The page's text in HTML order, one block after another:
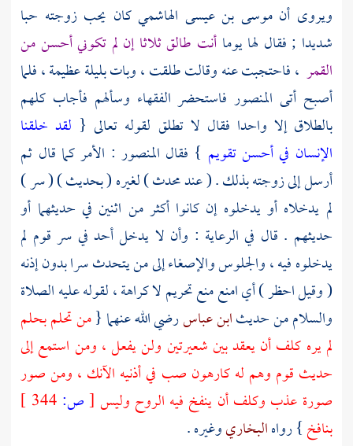
ويروى أنموسى بن عيسى الهاشميكان يحب زوجته حبا
شديدا ; فقال لها يوما أنت طالق ثلاثا إن لم تكوني أحسن من
القمر ، فاحتجبت عنه وقالت طلقت ، وبات بليلة عظيمة ، فلما
أصبح أتى المنصور فاستحضر الفقهاء وسألهم فأجاب كلهم
بالطلاق إلا واحدا فقال لا تطلق لقوله تعالى { لقد خلقنا
الإنسان في أحسن تقويم } فقال المنصور : الأمر كما قال ثم
أرسل إلى زوجته بذلك . ( عند محدث ) لغيره ( بحديث ) ( سر )
لم يدخلاه أو يدخلوه إن كانوا أكثر من اثنين في حديثهما أو
حديثهم . قال في الرعاية : وأن لا يدخل أحد في سر قوم لم
يدخلوه فيه ، والجلوس والإصغاء إلى من يتحدث سرا بدون إذنه
( وقيل احظر ) أي امنع منع تحريم لا كراهة ، لقوله عليه الصلاة
والسلام من حديثابن عباسرضي الله عنهما {من تحلم بحلم
لم يره كلف أن يعقد بين شعيرتين ولن يفعل ، ومن استمع إلى
حديث قوم وهم له كارهون صب في أذنيه الآنك ، ومن صور
صورة عذب وكلف أن ينفخ فيه الروح وليس [ص:
بنافخ} رواهالبخاريوغيره .